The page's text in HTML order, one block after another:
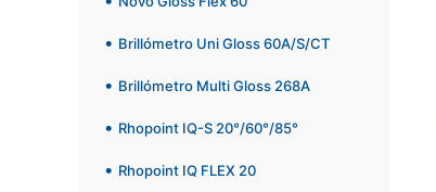
Brillómetro Uni Gloss 60A/S/CT
Brillómetro Multi Gloss 268A
Rhopoint IQ-S 20°/60°/85°
Rhopoint IQ FLEX 20